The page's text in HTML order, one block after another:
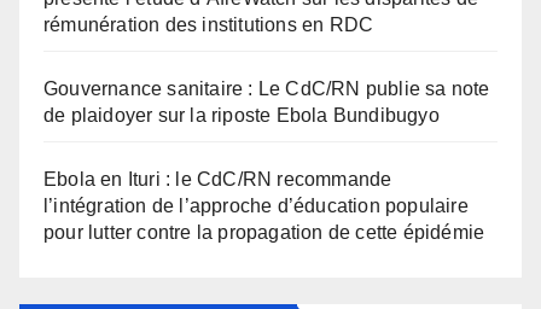
rémunération des institutions en RDC
Gouvernance sanitaire : Le CdC/RN publie sa note
de plaidoyer sur la riposte Ebola Bundibugyo
Ebola en Ituri : le CdC/RN recommande
l’intégration de l’approche d’éducation populaire
pour lutter contre la propagation de cette épidémie